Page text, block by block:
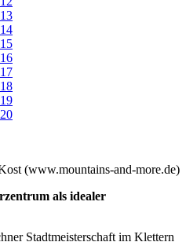
(www.mountains-and-more.de)
als idealer
Stadtmeisterschaft im Klettern